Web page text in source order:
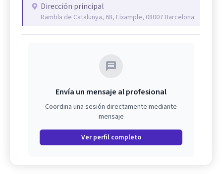
Dirección principal
Rambla de Catalunya, 68, Eixample, 08007 Barcelona
Envía un mensaje al profesional
Coordina una sesión directamente mediante
mensaje
Ver perfil completo